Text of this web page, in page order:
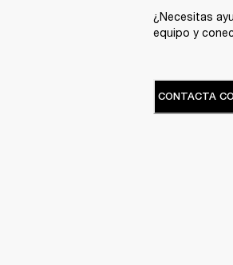
¿Necesitas
equipo y
CONTACTA